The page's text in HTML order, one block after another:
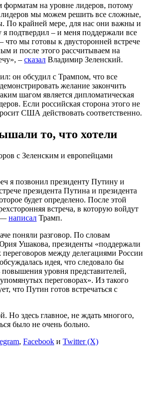
на уровне лидеров, потому
лидеров мы можем решить все сложные,
По крайней мере, для нас они важны и
подтвердил – и меня поддержали все
что мы готовы к двусторонней встрече
и после этого рассчитываем на
– сказал Владимир Зеленский.
он обсудил с Трампом, что все
желание закончить
шагом является дипломатическая
Если российская сторона этого не
США действовать соответственно.
то, что хотели
с Зеленским и европейцами
я позвонил президенту Путину и
президента Путина и президента
будет определено. После этой
встреча, в которую войдут
— написал Трамп.
поняли разговор. По словам
Ушакова, президенты «поддержали
между делегациями России
идея, что следовало бы
уровня представителей,
переговорах». Из такого
что Путин готов встречаться с
Но здесь главное, не ждать многого,
было не очень больно.
, Facebook и Twitter (X)